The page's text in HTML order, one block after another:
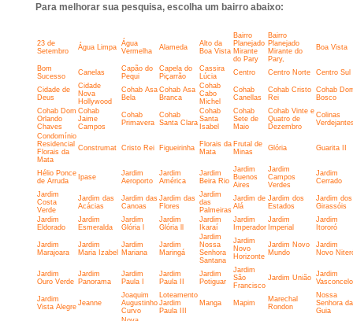
Para melhorar sua pesquisa, escolha um bairro abaixo:
23 de
Setembro
Água Limpa
Água
Vermelha
Alameda
Alto da
Boa Vista
Bairro
Planejado
Mirante
do Pary
Bairro
Planejado
Mirante do
Pary,
Boa Vista
Bom
Sucesso
Canelas
Capão do
Pequi
Capela do
Piçarrão
Cassira
Lúcia
Centro Centro Norte Centro Sul
Cidade de
Deus
Cidade
Nova
Hollywood
Cohab Asa
Bela
Cohab Asa
Branca
Cohab
Cabo
Michel
Cohab
Canellas
Cohab Cristo
Rei
Cohab
Bosco
Cohab Dom
Orlando
Chaves
Cohab
Jaime
Campos
Cohab
Primavera
Cohab
Santa Clara
Cohab
Santa
Isabel
Cohab
Sete de
Maio
Cohab Vinte e
Quatro de
Dezembro
Colinas
Condomínio
Residencial
Florais da
Mata
Construmat Cristo Rei Figueirinha
Florais da
Mata
Frutal de
Minas
Glória Guarita II
Hélio Ponce
de Arruda
Ipase
Jardim
Aeroporto
Jardim
América
Jardim
Beira Rio
Jardim
Buenos
Aires
Jardim
Campos
Verdes
Jardim
Cerrado
Jardim
Costa
Verde
Jardim das
Acácias
Jardim das
Canoas
Jardim das
Flores
Jardim
das
Palmeiras
Jardim de
Alá
Jardim dos
Estados
Jardim dos
Girassóis
Jardim
Eldorado
Jardim
Esmeralda
Jardim
Glória l
Jardim
Glória ll
Jardim
Ikaraí
Jardim
Imperador
Jardim
Imperial
Jardim
Itororó
Jardim
Marajoara
Jardim
Maria Izabel
Jardim
Mariana
Jardim
Maringá
Jardim
Nossa
Senhora
Santana
Jardim
Novo
Horizonte
Jardim Novo
Mundo
Jardim
Novo
Jardim
Ouro Verde
Jardim
Panorama
Jardim
Paula I
Jardim
Paula II
Jardim
Potiguar
Jardim
São
Francisco
Jardim União
Jardim
Jardim
Vista Alegre Jeanne
Joaquim
Augustinho
Curvo
Loteamento
Jardim
Paula III
Manga Mapim
Marechal
Rondon
Nossa
Senhora da
Guia